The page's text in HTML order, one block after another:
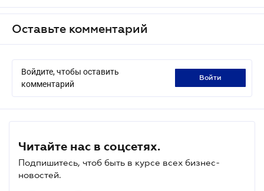
Оставьте комментарий
Войдите, чтобы оставить
комментарий
войти
Читайте нас в соцсетях.
Подпишитесь, чтоб быть в курсе всех бизнес-
новостей.